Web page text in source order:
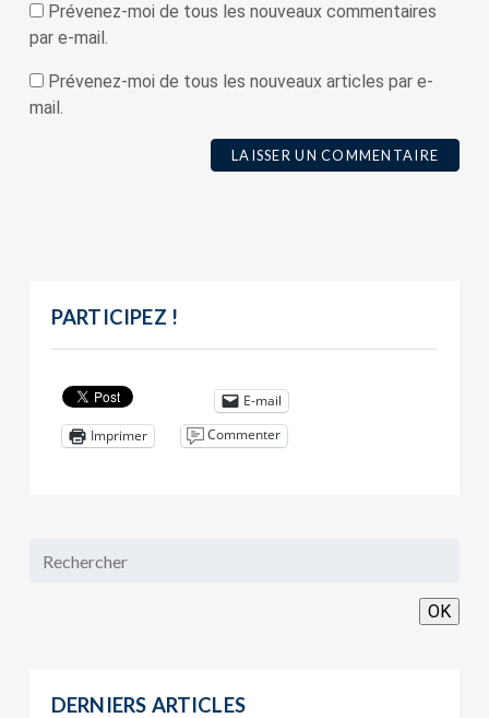
Prévenez-moi de tous les nouveaux commentaires
par e-mail.
Prévenez-moi de tous les nouveaux articles par e-
mail.
PARTICIPEZ !
E-mail
Imprimer
Commenter
OK
DERNIERS ARTICLES